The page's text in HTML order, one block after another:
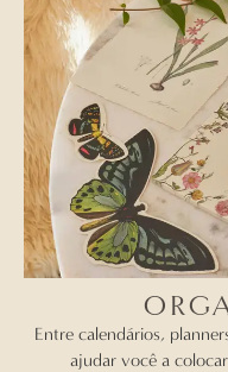
Entre calendários,
ajudar você a